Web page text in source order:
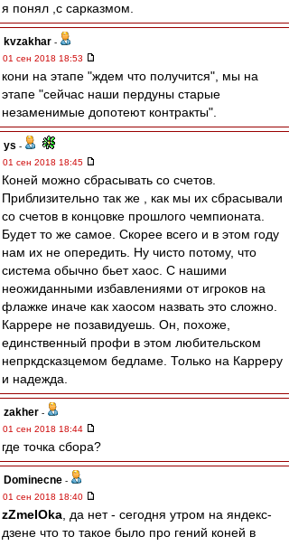
я понял ,с сарказмом.
kvzakhar -
01 сен 2018 18:53
кони на этапе "ждем что получится", мы на
этапе "сейчас наши пердуны старые
незаменимые допотеют контракты".
ys -
01 сен 2018 18:45
Коней можно сбрасывать со счетов.
Приблизительно так же , как мы их сбрасывали
со счетов в концовке прошлого чемпионата.
Будет то же самое. Скорее всего и в этом году
нам их не опередить. Ну чисто потому, что
система обычно бьет хаос. С нашими
неожиданными избавлениями от игроков на
флажке иначе как хаосом назвать это сложно.
Каррере не позавидуешь. Он, похоже,
единственный профи в этом любительском
непркдсказцемом бедламе. Только на Карреру
и надежда.
zakher -
01 сен 2018 18:44
где точка сбора?
Dominecne -
01 сен 2018 18:40
zZmeIOka , да нет - сегодня утром на яндекс-
дзене что то такое было про гений коней в